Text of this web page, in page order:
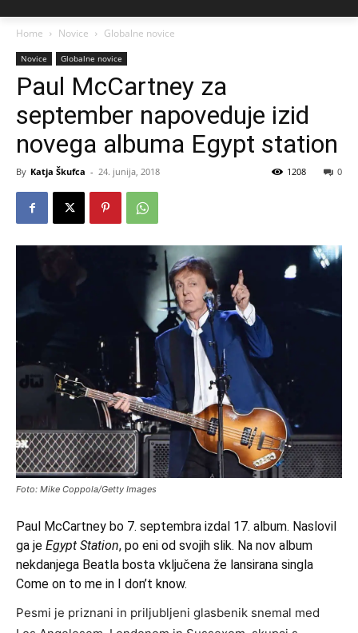
Home Novice Globalne novice
Novice Globalne novice
Paul McCartney za
september napoveduje izid
novega albuma Egypt station
By Katja Škufca - 24. junija, 2018 0
1208
Foto: Mike Coppola/Getty Images
Paul McCartney bo 7. septembra izdal 17. album. Naslovil
ga je Egypt Station, po eni od svojih slik. Na nov album
nekdanjega Beatla bosta vključena že lansirana singla
Come on to me in I don’t know.
Pesmi je priznani in priljubljeni glasbenik snemal med